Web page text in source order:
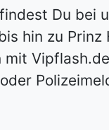
Du bei
hin zu